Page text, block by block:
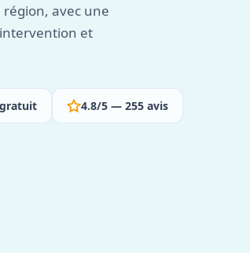
avec une
et
gratuit 4.8/5 — 255 avis